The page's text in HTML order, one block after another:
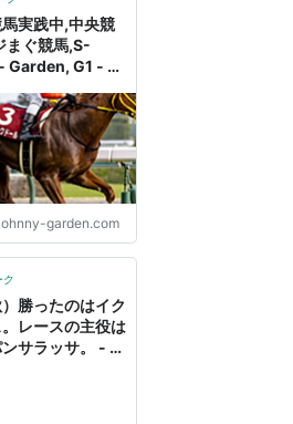
実践中,中央競
まぐ競馬,S-
G1 - 天
Garden
garden.com
ク
勝ったのはイク
レースの主役は
サラッサ。 - ね